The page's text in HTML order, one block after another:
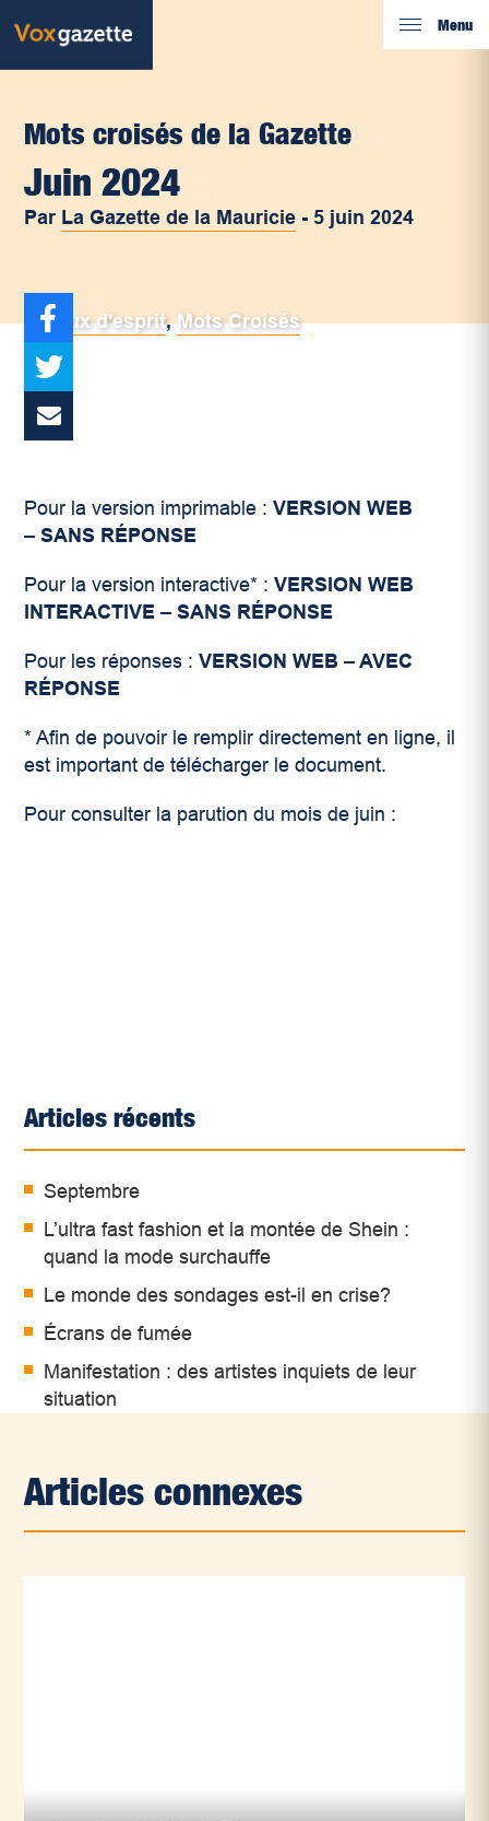
Menu
Mots croisés de la Gazette
Juin 2024
Par La Gazette de la Mauricie - 5 juin 2024
Jeux d'esprit,Mots Croisés
Pour la version imprimable :VERSION WEB
– SANS RÉPONSE
Pour la version interactive* :VERSION WEB
INTERACTIVE – SANS RÉPONSE
Pour les réponses :VERSION WEB – AVEC
RÉPONSE
* Afin de pouvoir le remplir directement en ligne, il
est important de télécharger le document.
Pour consulter la parution du mois de juin :
Articles récents
Septembre
L’ultra fast fashion et la montée de Shein :
quand la mode surchauffe
Le monde des sondages est-il en crise?
Écrans de fumée
Manifestation : des artistes inquiets de leur
situation
Articles connexes